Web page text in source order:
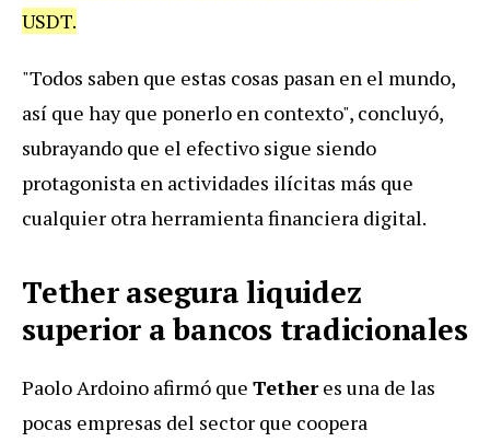
USDT.
"Todos saben que estas cosas pasan en el mundo,
así que hay que ponerlo en contexto", concluyó,
subrayando que el efectivo sigue siendo
protagonista en actividades ilícitas más que
cualquier otra herramienta financiera digital.
Tether asegura liquidez
superior a bancos tradicionales
Paolo Ardoino afirmó que Tetheres una de las
pocas empresas del sector que coopera